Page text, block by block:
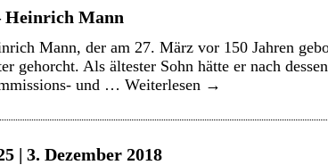
Mann
Mann, der am 27. März vor 150 Jahren
gehorcht. Als ältester Sohn hätte er nach
und … Weiterlesen →
| 3. Dezember 2018